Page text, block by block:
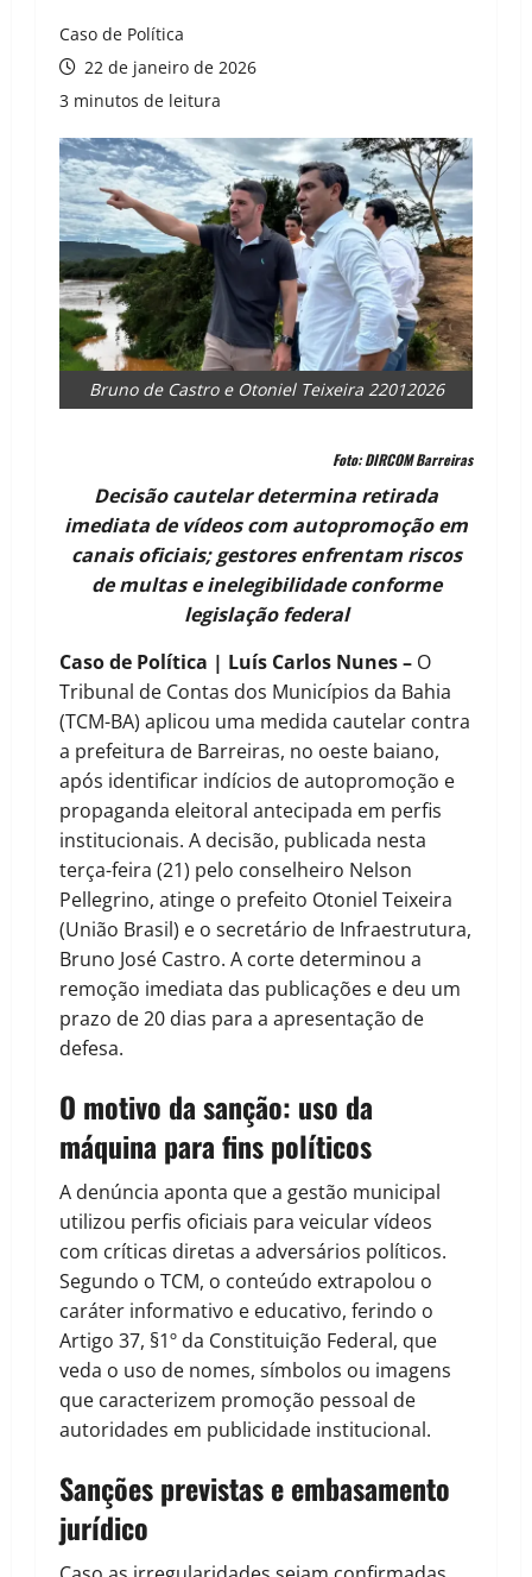
Caso de Política
22 de janeiro de 2026
3 minutos de leitura
Bruno de Castro e Otoniel Teixeira 22012026
Foto: DIRCOM Barreiras
Decisão cautelar determina retirada
imediata de vídeos com autopromoção em
canais oficiais; gestores enfrentam riscos
de multas e inelegibilidade conforme
legislação federal
Caso de Política | Luís Carlos Nunes – O
Tribunal de Contas dos Municípios da Bahia
(TCM-BA) aplicou uma medida cautelar contra
a prefeitura de Barreiras, no oeste baiano,
após identificar indícios de autopromoção e
propaganda eleitoral antecipada em perfis
institucionais. A decisão, publicada nesta
terça-feira (21) pelo conselheiro Nelson
Pellegrino, atinge o prefeito Otoniel Teixeira
(União Brasil) e o secretário de Infraestrutura,
Bruno José Castro. A corte determinou a
remoção imediata das publicações e deu um
prazo de 20 dias para a apresentação de
defesa.
O motivo da sanção: uso da
máquina para fins políticos
A denúncia aponta que a gestão municipal
utilizou perfis oficiais para veicular vídeos
com críticas diretas a adversários políticos.
Segundo o TCM, o conteúdo extrapolou o
caráter informativo e educativo, ferindo o
Artigo 37, §1º da Constituição Federal, que
veda o uso de nomes, símbolos ou imagens
que caracterizem promoção pessoal de
autoridades em publicidade institucional.
Sanções previstas e embasamento
jurídico